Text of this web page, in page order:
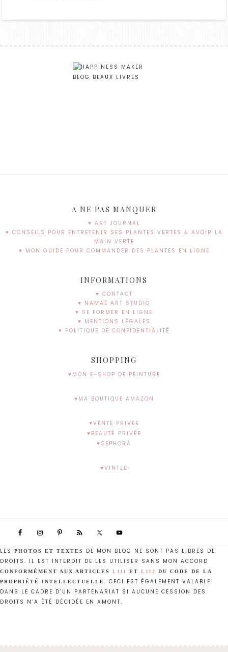
A NE PAS MANQUER
♥ ART JOURNAL
♥ CONSEILS POUR ENTRETENIR SES PLANTES VERTES & AVOIR LA
MAIN VERTE
♥ MON GUIDE POUR COMMANDER DES PLANTES EN LIGNE
INFORMATIONS
♥ CONTACT
♥ NAMAË ART STUDIO
♥ SE FORMER EN LIGNE
♥ MENTIONS LÉGALES
♥ POLITIQUE DE CONFIDENTIALITÉ
SHOPPING
♥MON E-SHOP DE PEINTURE
♥MA BOUTIQUE AMAZON
♥VENTE PRIVÉE
♥BEAUTÉ PRIVÉE
♥SEPHORA
♥VINTED
LES PHOTOS ET TEXTES DE MON BLOG NE SONT PAS LIBRES DE
DROITS. IL EST INTERDIT DE LES UTILISER SANS MON ACCORD
CONFORMÉMENT AUX ARTICLES L111 ET L112
DU CODE DE LA
PROPRIÉTÉ INTELLECTUELLE . CECI EST ÉGALEMENT VALABLE
DANS LE CADRE D’UN PARTENARIAT SI AUCUNE CESSION DES
DROITS N’A ÉTÉ DÉCIDÉE EN AMONT.